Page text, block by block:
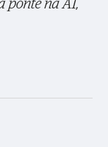
ponte na A1,